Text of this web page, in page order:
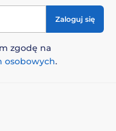
Zaloguj się
zgodę na
osobowych.